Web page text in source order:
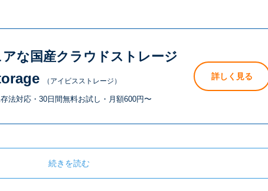
な国産クラウドストレージ
（アイビスストレージ）
法対応・30日間無料お試し・月額600円〜
詳しく見る
続きを読む